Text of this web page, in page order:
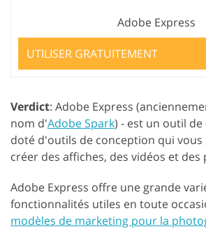
Adobe Express
UTILISER GRATUITEMENT
Verdict: Adobe Express
nom d'Adobe Spark) - est un outil
doté d'outils de conception qui
créer des affiches, des vidéos et des
Adobe Express offre une grande
fonctionnalités utiles en toute
modèles de marketing pour la